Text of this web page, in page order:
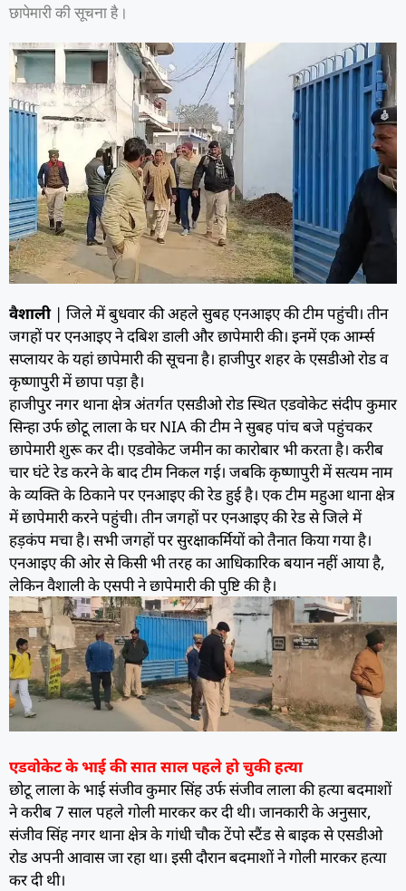
छापेमारी की सूचना है।
वैशाली| जिले में बुधवार की अहले सुबह एनआइए की टीम पहुंची। तीन
जगहों पर एनआइए ने दबिश डाली और छापेमारी की। इनमें एक आर्म्स
सप्लायर के यहां छापेमारी की सूचना है। हाजीपुर शहर के एसडीओ रोड व
कृष्णापुरी में छापा पड़ा है।
हाजीपुर नगर थाना क्षेत्र अंतर्गत एसडीओ रोड स्थित एडवोकेट संदीप कुमार
सिन्हा उर्फ छोटू लाला के घर NIA की टीम ने सुबह पांच बजे पहुंचकर
छापेमारी शुरू कर दी। एडवोकेट जमीन का कारोबार भी करता है। करीब
चार घंटे रेड करने के बाद टीम निकल गई। जबकि कृष्णापुरी में सत्यम नाम
के व्यक्ति के ठिकाने पर एनआइए की रेड हुई है। एक टीम महुआ थाना क्षेत्र
में छापेमारी करने पहुंची। तीन जगहों पर एनआइए की रेड से जिले में
हड़कंप मचा है। सभी जगहों पर सुरक्षाकर्मियों को तैनात किया गया है।
एनआइए की ओर से किसी भी तरह का आधिकारिक बयान नहीं आया है,
लेकिन वैशाली के एसपी ने छापेमारी की पुष्टि की है।
एडवोकेट के भाई की सात साल पहले हो चुकी हत्या
छोटू लाला के भाई संजीव कुमार सिंह उर्फ संजीव लाला की हत्या बदमाशों
ने करीब 7 साल पहले गोली मारकर कर दी थी। जानकारी के अनुसार,
संजीव सिंह नगर थाना क्षेत्र के गांधी चौक टेंपो स्टैंड से बाइक से एसडीओ
रोड अपनी आवास जा रहा था। इसी दौरान बदमाशों ने गोली मारकर हत्या
कर दी थी।